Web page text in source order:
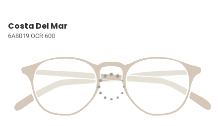
Costa Del Mar
6A8019 OCR 600